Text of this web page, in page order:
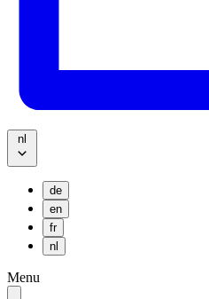
nl
de
en
fr
nl
Menu